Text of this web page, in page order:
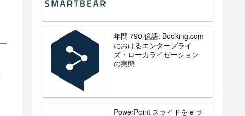
年間 790 億語: Booking.com
におけるエンタープライ
ズ・ローカライゼーション
の実態
PowerPoint スライドを e ラ